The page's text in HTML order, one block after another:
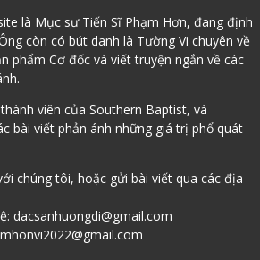
là Mục sư Tiến Sĩ Phạm Hơn, đang định
còn có bút danh là Tường Vi chuyên về
phẩm Cơ đốc và viết truyện ngắn về các
viên của Southern Baptist, và
bài viết phản ánh những giá trị phổ quát
chúng tôi, hoặc gửi bài viết qua các địa
dacsanhuongdi@gmail.com